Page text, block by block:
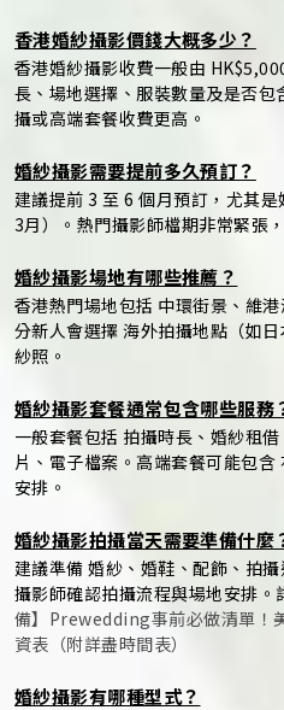
香港婚紗攝影價錢大概多少？
香港婚紗攝影收費一般由
長、場地選擇、服裝數量及是否
攝或高端套餐收費更高。
婚紗攝影需要提前多久預訂？
建議提前 3 至 6 個月預訂，尤其
3月）。熱門攝影師檔期非常緊張
婚紗攝影場地有哪些推薦？
香港熱門場地包括 中環街景、維
分新人會選擇 海外拍攝地點（如
紗照。
婚紗攝影套餐通常包含哪些服務
一般套餐包括 拍攝時長、婚紗租
片、電子檔案。高端套餐可能包
安排。
婚紗攝影拍攝當天需要準備什麼
建議準備 婚紗、婚鞋、配飾、拍
攝影師確認拍攝流程與場地安排。
備】Prewedding事前必做清單！
資表（附詳盡時間表）
婚紗攝影有哪種型式？